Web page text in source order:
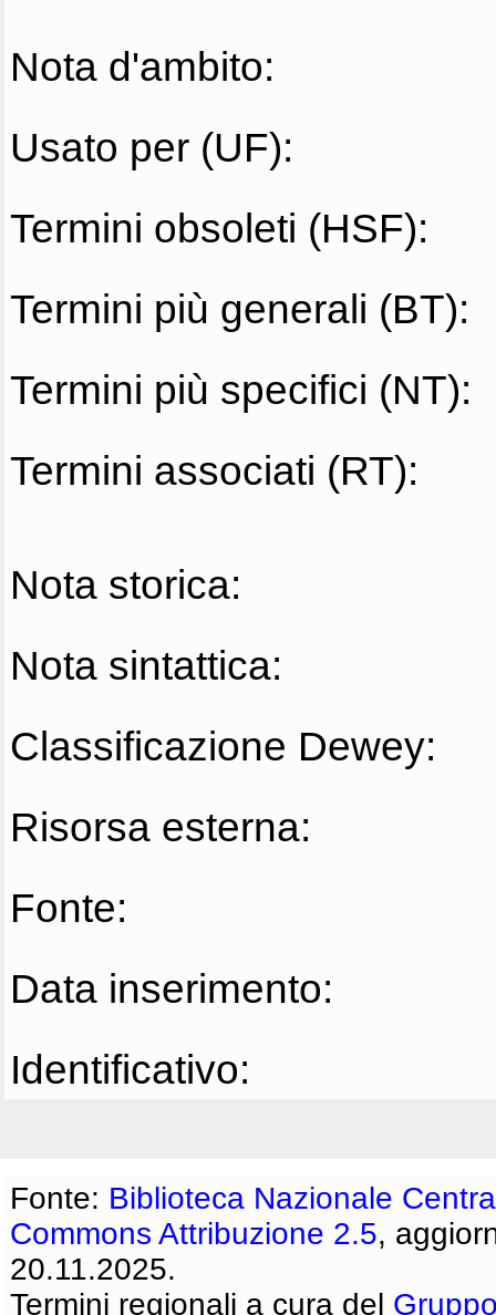
Nota d'ambito:
Usato per (UF):
Termini obsoleti (HSF):
Termini più generali (BT):
Termini più specifici (NT):
Termini associati (RT):
Nota storica:
Nota sintattica:
Classificazione Dewey:
Risorsa esterna:
Fonte:
Data inserimento:
Identificativo:
Fonte: Biblioteca Nazionale
Commons Attribuzione 2.5,
20.11.2025.
Termini regionali a cura del